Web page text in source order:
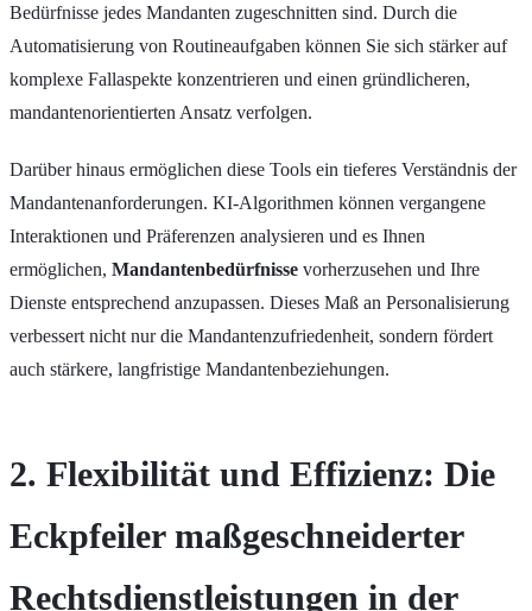
Bedürfnisse jedes Mandanten zugeschnitten sind. Durch die
Automatisierung von Routineaufgaben können Sie sich stärker auf
komplexe Fallaspekte konzentrieren und einen gründlicheren,
mandantenorientierten Ansatz verfolgen.
Darüber hinaus ermöglichen diese Tools ein tieferes Verständnis der
Mandantenanforderungen. KI-Algorithmen können vergangene
Interaktionen und Präferenzen analysieren und es Ihnen
ermöglichen, Mandantenbedürfnisse vorherzusehen und Ihre
Dienste entsprechend anzupassen. Dieses Maß an Personalisierung
verbessert nicht nur die Mandantenzufriedenheit, sondern fördert
auch stärkere, langfristige Mandantenbeziehungen.
2. Flexibilität und Effizienz: Die
Eckpfeiler maßgeschneiderter
Rechtsdienstleistungen in der